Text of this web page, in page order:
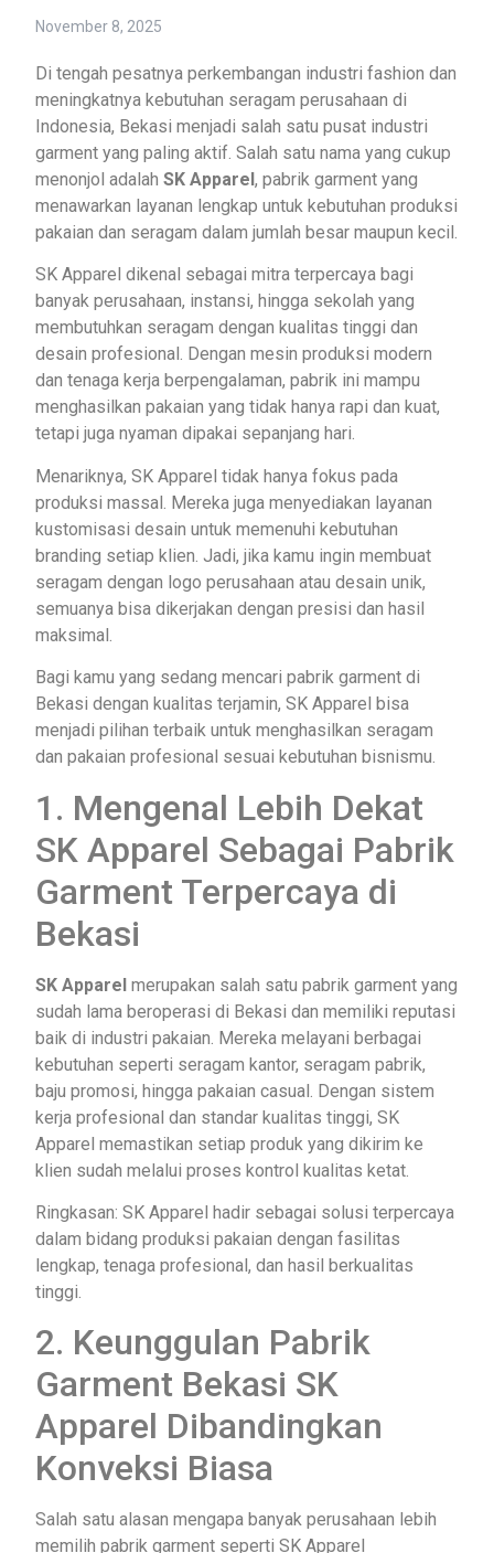
November 8, 2025
Di tengah pesatnya perkembangan industri fashion dan
meningkatnya kebutuhan seragam perusahaan di
Indonesia, Bekasi menjadi salah satu pusat industri
garment yang paling aktif. Salah satu nama yang cukup
menonjol adalah SK Apparel, pabrik garment yang
menawarkan layanan lengkap untuk kebutuhan produksi
pakaian dan seragam dalam jumlah besar maupun kecil.
SK Apparel dikenal sebagai mitra terpercaya bagi
banyak perusahaan, instansi, hingga sekolah yang
membutuhkan seragam dengan kualitas tinggi dan
desain profesional. Dengan mesin produksi modern
dan tenaga kerja berpengalaman, pabrik ini mampu
menghasilkan pakaian yang tidak hanya rapi dan kuat,
tetapi juga nyaman dipakai sepanjang hari.
Menariknya, SK Apparel tidak hanya fokus pada
produksi massal. Mereka juga menyediakan layanan
kustomisasi desain untuk memenuhi kebutuhan
branding setiap klien. Jadi, jika kamu ingin membuat
seragam dengan logo perusahaan atau desain unik,
semuanya bisa dikerjakan dengan presisi dan hasil
maksimal.
Bagi kamu yang sedang mencari pabrik garment di
Bekasi dengan kualitas terjamin, SK Apparel bisa
menjadi pilihan terbaik untuk menghasilkan seragam
dan pakaian profesional sesuai kebutuhan bisnismu.
1. Mengenal Lebih Dekat
SK Apparel Sebagai Pabrik
Garment Terpercaya di
Bekasi
SK Apparel merupakan salah satu pabrik garment yang
sudah lama beroperasi di Bekasi dan memiliki reputasi
baik di industri pakaian. Mereka melayani berbagai
kebutuhan seperti seragam kantor, seragam pabrik,
baju promosi, hingga pakaian casual. Dengan sistem
kerja profesional dan standar kualitas tinggi, SK
Apparel memastikan setiap produk yang dikirim ke
klien sudah melalui proses kontrol kualitas ketat.
Ringkasan: SK Apparel hadir sebagai solusi terpercaya
dalam bidang produksi pakaian dengan fasilitas
lengkap, tenaga profesional, dan hasil berkualitas
tinggi.
2. Keunggulan Pabrik
Garment Bekasi SK
Apparel Dibandingkan
Konveksi Biasa
Salah satu alasan mengapa banyak perusahaan lebih
memilih pabrik garment seperti SK Apparel